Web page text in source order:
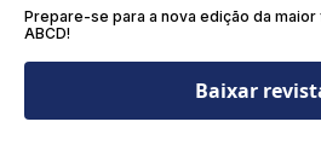
Prepare-se para a nova edição da
ABCD!
Baixar